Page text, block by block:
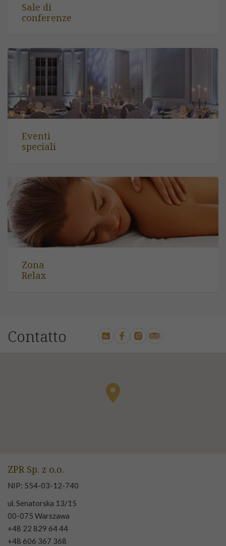
Sale di
conferenze
Eventi
speciali
Zona
Relax
Contatto
ZPR Sp. z o.o.
NIP: 554-03-12-740
ul. Senatorska 13/15
00-075 Warszawa
+48 22 829 64 44
+48 606 367 368